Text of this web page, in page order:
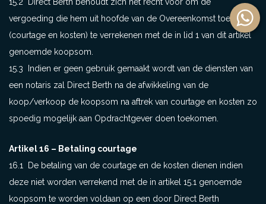
vergoeding die hem uit hoofde van de Overeenkomst toekomt
(courtage en kosten) te verrekenen met de in lid 1 van dit artikel
genoemde koopsom.
15.3 Indien er geen gebruik gemaakt wordt van de diensten van
een notaris zal Direct Berth na de afwikkeling van de
koop/verkoop de koopsom na aftrek van courtage en kosten zo
spoedig mogelijk aan Opdrachtgever doen toekomen.
Artikel 16 – Betaling courtage
16.1 De betaling van de courtage en de kosten dienen indien
deze niet worden verrekend met de in artikel 15.1 genoemde
koopsom te worden voldaan op een door Direct Berth